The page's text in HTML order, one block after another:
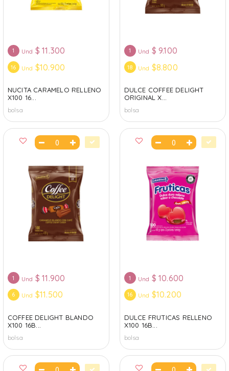
1 Und $ 11.300
16 Und $10.900
NUCITA CARAMELO RELLENO
X100 16...
bolsa
1 Und $ 9.100
18 Und $8.800
DULCE COFFEE DELIGHT
ORIGINAL X...
bolsa
1 Und $ 11.900
6 Und $11.500
COFFEE DELIGHT BLANDO
X100 16B...
bolsa
1 Und $ 10.600
16 Und $10.200
DULCE FRUTICAS RELLENO
X100 16B...
bolsa